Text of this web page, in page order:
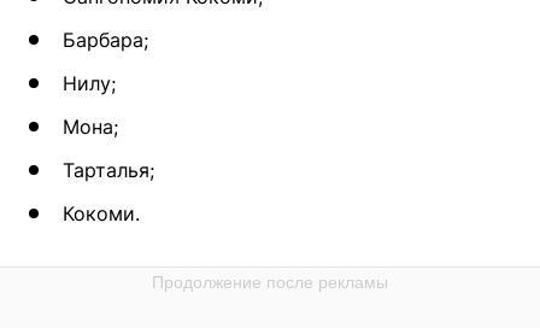
Барбара;
Нилу;
Мона;
Тарталья;
Кокоми.